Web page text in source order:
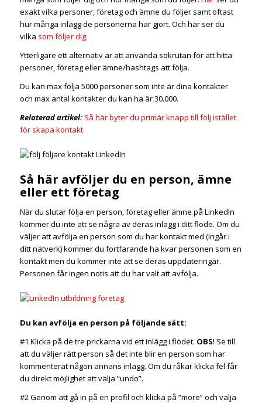
exakt vilka personer, företag och ämne du följer samt oftast
hur många inlägg de personerna har gjort. Och här ser du
vilka som följer dig.
Ytterligare ett alternativ är att använda sökrutan för att hitta
personer, företag eller ämne/hashtags att följa.
Du kan max följa 5000 personer som inte är dina kontakter
och max antal kontakter du kan ha är 30.000.
Relaterad artikel: Så här byter du primär knapp till följ istället
för skapa kontakt
Så här avföljer du en person, ämne
eller ett företag
När du slutar följa en person, företag eller ämne på LinkedIn
kommer du inte att se några av deras inlägg i ditt flöde. Om du
väljer att avfölja en person som du har kontakt med (ingår i
ditt nätverk) kommer du fortfarande ha kvar personen som en
kontakt men du kommer inte att se deras uppdateringar.
Personen får ingen notis att du har valt att avfölja.
Du kan avfölja en person på följande sätt:
#1 Klicka på de tre prickarna vid ett inlägg i flödet. OBS! Se till
att du väljer rätt person så det inte blir en person som har
kommenterat någon annans inlägg. Om du råkar klicka fel får
du direkt möjlighet att välja ”undo”.
#2 Genom att gå in på en profil och klicka på ”more” och välja